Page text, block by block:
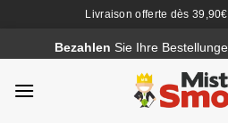
Livraison offerte dès
au
contenu
Bezahlen Sie Ihre